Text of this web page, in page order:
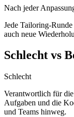
Nach jeder
Jede Tailoring-
auch neue
Schlecht vs
Schlecht
Verantwortlich für
Aufgaben und die
und Teams hinweg.